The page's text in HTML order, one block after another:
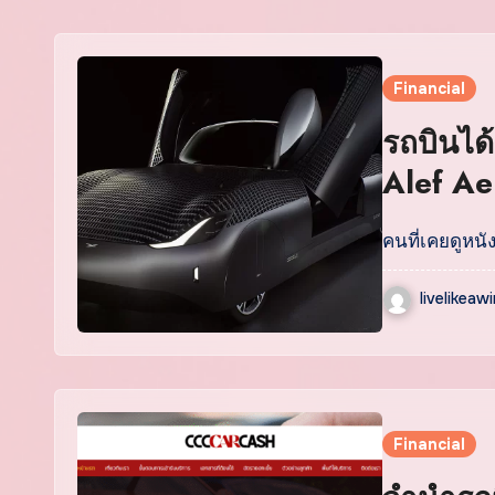
Financial
รถบินไ
Alef
คนที่เคยดูหนั
Financial